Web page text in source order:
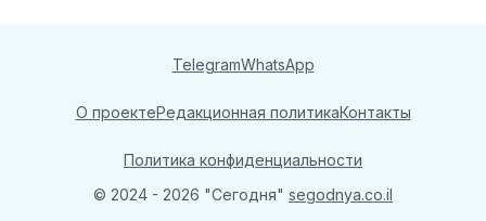
TelegramWhatsApp
О проектеРедакционная политикаКонтакты
Политика конфиденциальности
© 2024 - 2026 "Сегодня" segodnya.co.il